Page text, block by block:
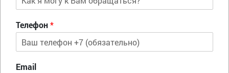
Телефон*
Email